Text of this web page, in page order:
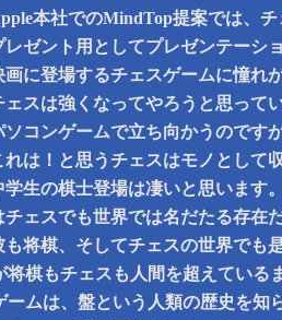
本社でのMindTop提案では、
レゼント用としてプレゼンテーシ
画に登場するチェスゲームに憧れ
ェスは強くなってやろうと思って
ソコンゲームで立ち向かうのです
れは！と思うチェスはモノとして
学生の棋士登場は凄いと思います
チェスでも世界では名だたる存在
も将棋、そしてチェスの世界でも
将棋もチェスも人間を超えている
ームは、盤という人類の歴史を知